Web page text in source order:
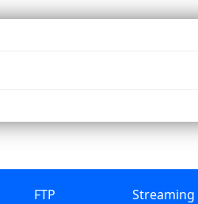
FTP Streaming